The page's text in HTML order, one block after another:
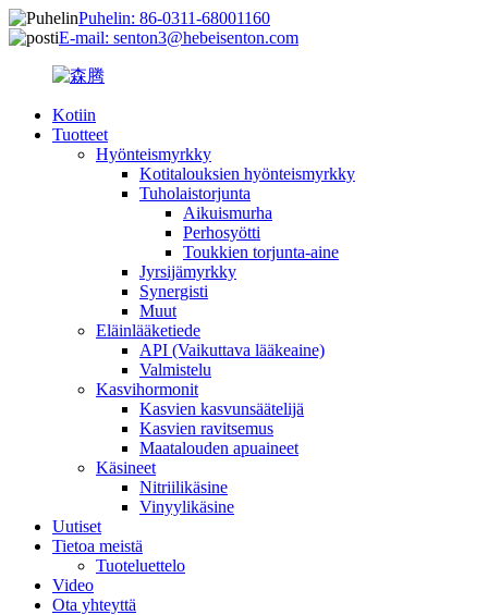
Puhelin: 86-0311-68001160
E-mail: senton3@hebeisenton.com
Kotiin
Tuotteet
Hyönteismyrkky
Kotitalouksien hyönteismyrkky
Tuholaistorjunta
Aikuismurha
Perhosyötti
Toukkien torjunta-aine
Jyrsijämyrkky
Synergisti
Muut
Eläinlääketiede
API (Vaikuttava lääkeaine)
Valmistelu
Kasvihormonit
Kasvien kasvunsäätelijä
Kasvien ravitsemus
Maatalouden apuaineet
Käsineet
Nitriilikäsine
Vinyylikäsine
Uutiset
Tietoa meistä
Tuoteluettelo
Video
Ota yhteyttä